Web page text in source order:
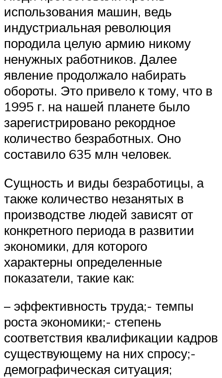
использования машин, ведь
индустриальная революция
породила целую армию никому
ненужных работников. Далее
явление продолжало набирать
обороты. Это привело к тому, что в
1995 г. на нашей планете было
зарегистрировано рекордное
количество безработных. Оно
составило 635 млн человек.
Сущность и виды безработицы, а
также количество незанятых в
производстве людей зависят от
конкретного периода в развитии
экономики, для которого
характерны определенные
показатели, такие как:
– эффективность труда;- темпы
роста экономики;- степень
соответствия квалификации кадров
существующему на них спросу;-
демографическая ситуация;